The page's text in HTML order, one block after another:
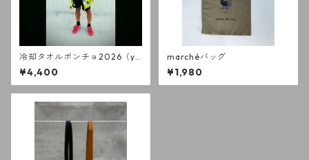
冷却タオルポンチョ2026（ye
llow）
¥4,400
marchéバッグ
¥1,980